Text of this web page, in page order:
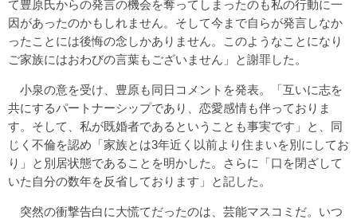
て豊原氏からの発言の機会を奪ってしまったのも私の行動に一
因があったのかもしれません。そして今まで自らが発言しなか
ったことには後悔の念しかありません。このようなことになり
ご家族にはおわびの言葉もございません」と謝罪した。
小泉の意を受け、豊原も同日コメントを発表。「互いに志を
共にするパートナーシップであり、恋愛感情も伴っておりま
す。そして、私が既婚者であるということも事実です」と、同
じく不倫を認め「家族とは3年近く以前より住まいを別にしてお
り」と別居状態であることを明かした。さらに「口を閉ざして
いた自分の数年を反省しております」と記した。
突然の衝撃告白に大慌てだったのは、芸能マスコミだ。いつ